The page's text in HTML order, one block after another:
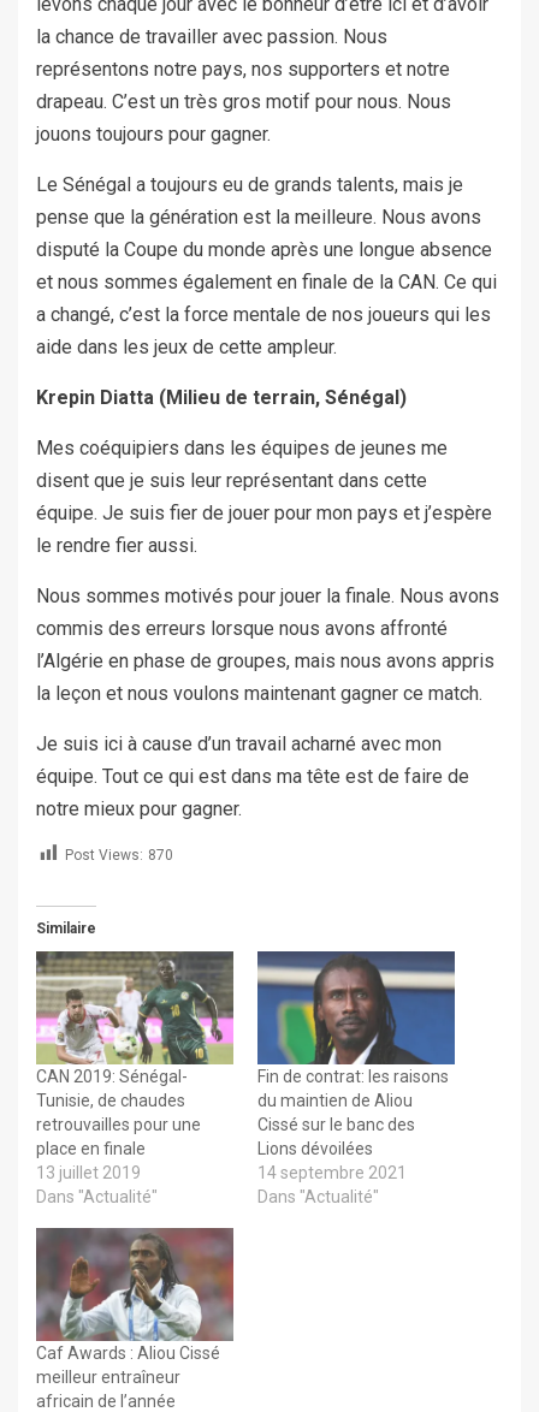
levons chaque jour avec le bonheur d’être ici et d’avoir
la chance de travailler avec passion. Nous
représentons notre pays, nos supporters et notre
drapeau. C’est un très gros motif pour nous. Nous
jouons toujours pour gagner.
Le Sénégal a toujours eu de grands talents, mais je
pense que la génération est la meilleure. Nous avons
disputé la Coupe du monde après une longue absence
et nous sommes également en finale de la CAN. Ce qui
a changé, c’est la force mentale de nos joueurs qui les
aide dans les jeux de cette ampleur.
Krepin Diatta (Milieu de terrain, Sénégal)
Mes coéquipiers dans les équipes de jeunes me
disent que je suis leur représentant dans cette
équipe. Je suis fier de jouer pour mon pays et j’espère
le rendre fier aussi.
Nous sommes motivés pour jouer la finale. Nous avons
commis des erreurs lorsque nous avons affronté
l’Algérie en phase de groupes, mais nous avons appris
la leçon et nous voulons maintenant gagner ce match.
Je suis ici à cause d’un travail acharné avec mon
équipe. Tout ce qui est dans ma tête est de faire de
notre mieux pour gagner.
Post Views: 870
Similaire
CAN 2019: Sénégal-
Tunisie, de chaudes
retrouvailles pour une
place en finale
13 juillet 2019
Dans "Actualité"
Fin de contrat: les raisons
du maintien de Aliou
Cissé sur le banc des
Lions dévoilées
14 septembre 2021
Dans "Actualité"
Caf Awards : Aliou Cissé
meilleur entraîneur
africain de l’année